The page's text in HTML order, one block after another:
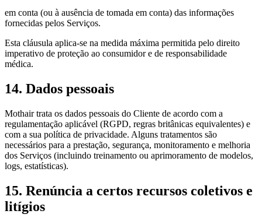
em conta (ou à ausência de tomada em conta) das informações
fornecidas pelos Serviços.
Esta cláusula aplica‑se na medida máxima permitida pelo direito
imperativo de proteção ao consumidor e de responsabilidade
médica.
14. Dados pessoais
Mothair trata os dados pessoais do Cliente de acordo com a
regulamentação aplicável (RGPD, regras britânicas equivalentes) e
com a sua política de privacidade. Alguns tratamentos são
necessários para a prestação, segurança, monitoramento e melhoria
dos Serviços (incluindo treinamento ou aprimoramento de modelos,
logs, estatísticas).
15. Renúncia a certos recursos coletivos e
litígios